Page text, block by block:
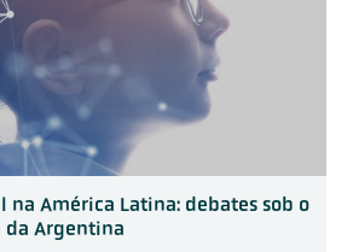
na América Latina: debates sob o
da Argentina